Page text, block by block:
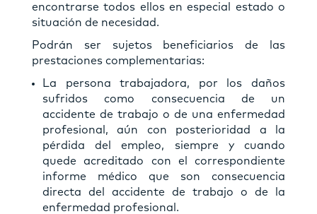
encontrarse todos ellos en especial estado o
situación de necesidad.
Podrán ser sujetos beneficiarios de las
prestaciones complementarias:
La persona trabajadora, por los daños
sufridos como consecuencia de un
accidente de trabajo o de una enfermedad
profesional, aún con posterioridad a la
pérdida del empleo, siempre y cuando
quede acreditado con el correspondiente
informe médico que son consecuencia
directa del accidente de trabajo o de la
enfermedad profesional.